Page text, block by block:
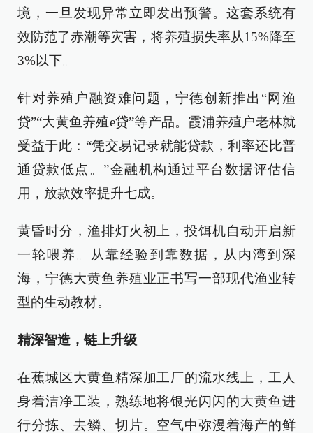
境，一旦发现异常立即发出预警。这套系统有
效防范了赤潮等灾害，将养殖损失率从15%降至
3%以下。
针对养殖户融资难问题，宁德创新推出“网渔
贷”“大黄鱼养殖e贷”等产品。霞浦养殖户老林就
受益于此：“凭交易记录就能贷款，利率还比普
通贷款低点。”金融机构通过平台数据评估信
用，放款效率提升七成。
黄昏时分，渔排灯火初上，投饵机自动开启新
一轮喂养。从靠经验到靠数据，从内湾到深
海，宁德大黄鱼养殖业正书写一部现代渔业转
型的生动教材。
精深智造，链上升级
在蕉城区大黄鱼精深加工厂的流水线上，工人
身着洁净工装，熟练地将银光闪闪的大黄鱼进
行分拣、去鳞、切片。空气中弥漫着海产的鲜